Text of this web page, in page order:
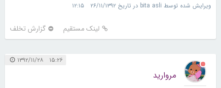
ویرایش شده توسط bita asli در تاریخ ۲۶/۱۱/۱۳۹۲ ۱۲:۱۵
لینک مستقیم گزارش تخلف
۱۵:۲۶ ۱۳۹۲/۱۱/۲۸
مروارید